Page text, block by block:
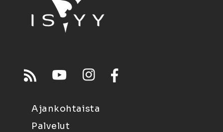
Ajankohtaista
Palvelut